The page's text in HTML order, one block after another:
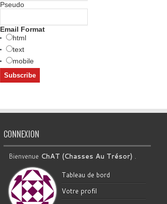
Pseudo
Email Format
html
text
mobile
CONNEXION
Bienvenue ChAT (Chasses Au Trésor) .
Tableau de bord
Votre profil